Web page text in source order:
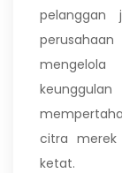
pelanggan
citra
ketat.